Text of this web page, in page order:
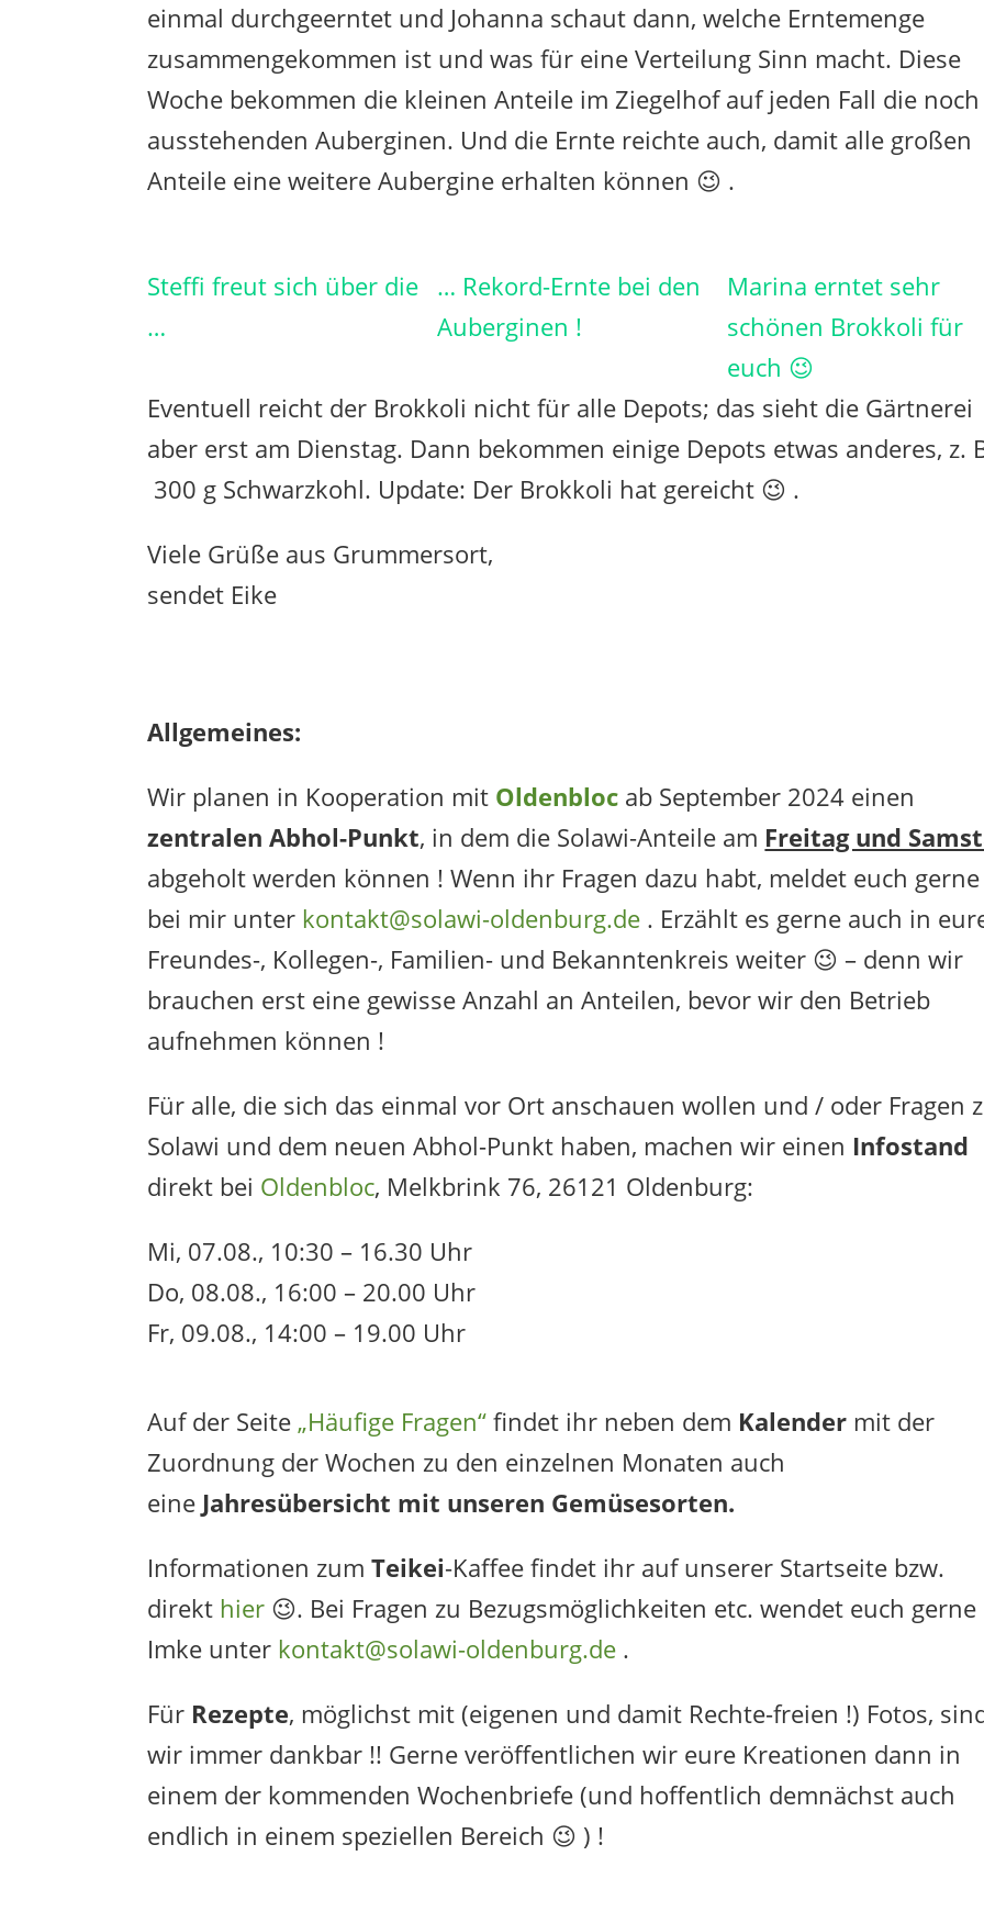
einmal durchgeerntet und Johanna schaut dann, welche Erntemenge
zusammengekommen ist und was für eine Verteilung Sinn macht. Diese
Woche bekommen die kleinen Anteile im Ziegelhof auf jeden Fall die noch
ausstehenden Auberginen. Und die Ernte reichte auch, damit alle großen
Anteile eine weitere Aubergine erhalten können 😉 .
Steffi freut sich über die
…
… Rekord-Ernte bei den
Auberginen !
Marina erntet sehr
schönen Brokkoli für
euch 😉
Eventuell reicht der Brokkoli nicht für alle Depots; das sieht die Gärtnerei
aber erst am Dienstag. Dann bekommen einige Depots etwas anderes, z.
300 g Schwarzkohl. Update: Der Brokkoli hat gereicht 😉 .
Viele Grüße aus Grummersort,
sendet Eike
Allgemeines:
Wir planen in Kooperation mit Oldenbloc ab September 2024 einen
zentralen Abhol-Punkt, in dem die Solawi-Anteile am Freitag und
abgeholt werden können ! Wenn ihr Fragen dazu habt, meldet euch gerne
bei mir unter kontakt@solawi-oldenburg.de . Erzählt es gerne auch in
Freundes-, Kollegen-, Familien- und Bekanntenkreis weiter 😉 – denn wir
brauchen erst eine gewisse Anzahl an Anteilen, bevor wir den Betrieb
aufnehmen können !
Für alle, die sich das einmal vor Ort anschauen wollen und / oder Fragen
Solawi und dem neuen Abhol-Punkt haben, machen wir einen Infostand
direkt bei Oldenbloc, Melkbrink 76, 26121 Oldenburg:
Mi, 07.08., 10:30 – 16.30 Uhr
Do, 08.08., 16:00 – 20.00 Uhr
Fr, 09.08., 14:00 – 19.00 Uhr
Auf der Seite„Häufige Fragen“ findet ihr neben dem Kalender mit der
Zuordnung der Wochen zu den einzelnen Monaten auch
eine Jahresübersicht mit unseren Gemüsesorten.
Informationen zumTeikei-Kaffee findet ihr auf unserer Startseite bzw.
direkt hier 😉. Bei Fragen zu Bezugsmöglichkeiten etc. wendet euch gerne
Imke unter kontakt@solawi-oldenburg.de .
Für Rezepte, möglichst mit (eigenen und damit Rechte-freien !) Fotos,
wir immer dankbar !! Gerne veröffentlichen wir eure Kreationen dann in
einem der kommenden Wochenbriefe (und hoffentlich demnächst auch
endlich in einem speziellen Bereich 😉 ) !